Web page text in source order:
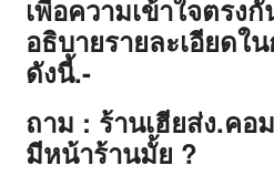
เพื่อความเข้าใจตรง
อธิบายรายละเอียดใ
ดังนี้.-
ถาม : ร้านเฮียส่ง.คอ
มีหน้าร้านมั้ย ?